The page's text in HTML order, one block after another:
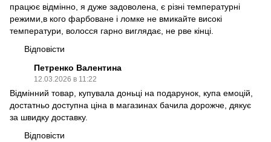
працює відмінно, я дуже задоволена, є різні температурні
режими,в кого фарбоване і ломке не вмикайте високі
температури, волосся гарно виглядає, не рве кінці.
Відповісти
Петренко Валентина
12.03.2026 в 11:22
Відмінний товар, купувала доньці на подарунок, купа емоцій,
достатньо доступна ціна в магазинах бачила дорожче, дякує
за швидку доставку.
Відповісти